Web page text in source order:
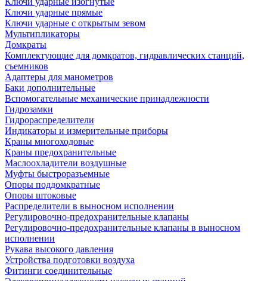
Ключи ударные прямые
Ключи ударные с открытым зевом
Мультипликаторы
Домкраты
Комплектующие для домкратов, гидравлических станций,
съемников
Адаптеры для манометров
Баки дополнительные
Вспомогательные механические принадлежности
Гидрозамки
Гидрораспределители
Индикаторы и измерительные приборы
Краны многоходовые
Краны предохранительные
Маслоохладители воздушные
Муфты быстроразъемные
Опоры поддомкратные
Опоры штоковые
Распределители в выносном исполнении
Регулировочно-предохранительные клапаны
Регулировочно-предохранительные клапаны в выносном
исполнении
Рукава высокого давления
Устройства подготовки воздуха
Фитинги соединительные